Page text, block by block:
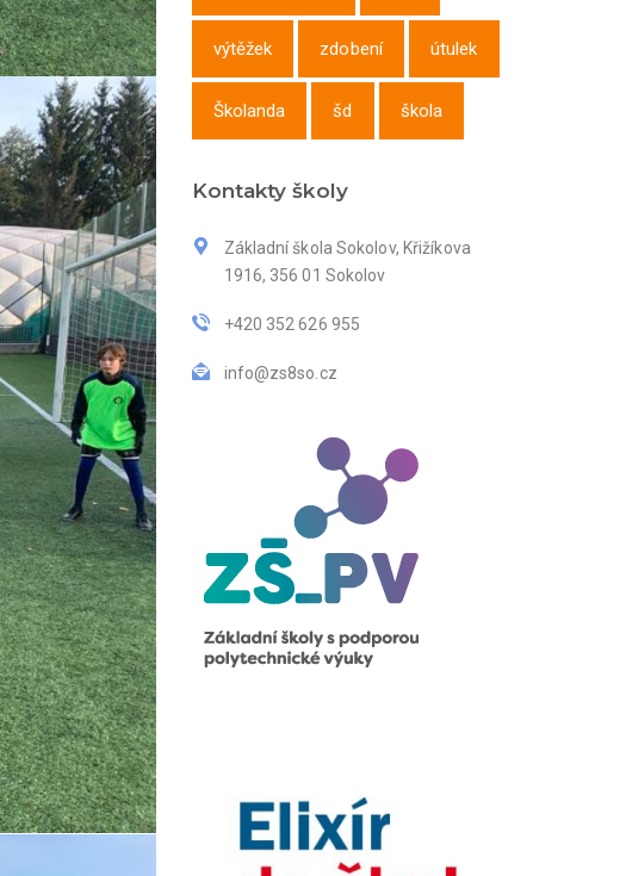
výtěžek zdobení útulek
Školanda šd škola
Kontakty školy
Základní škola Sokolov, Křižíkova
1916, 356 01 Sokolov
+420 352 626 955
info@zs8so.cz